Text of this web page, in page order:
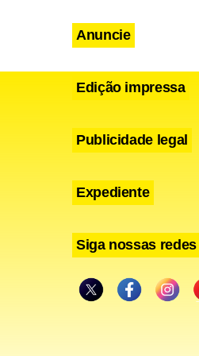
e
empresa
Anuncie
Edição impressa
Publicidade legal
Expediente
Siga nossas redes